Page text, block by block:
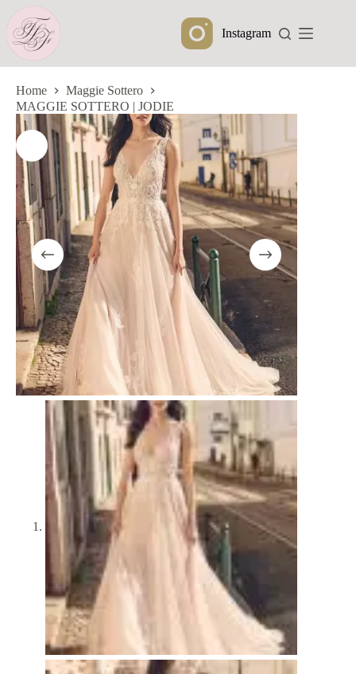
naar
inhoud
Instagram
Home
Maggie Sottero
MAGGIE SOTTERO | JODIE